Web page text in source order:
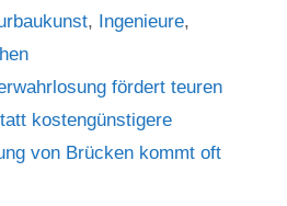
, Ingenieure,
fördert teuren
kostengünstigere
von Brücken kommt oft